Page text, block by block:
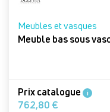
Meubles et vasques
Prix catalogue i
762,80 €